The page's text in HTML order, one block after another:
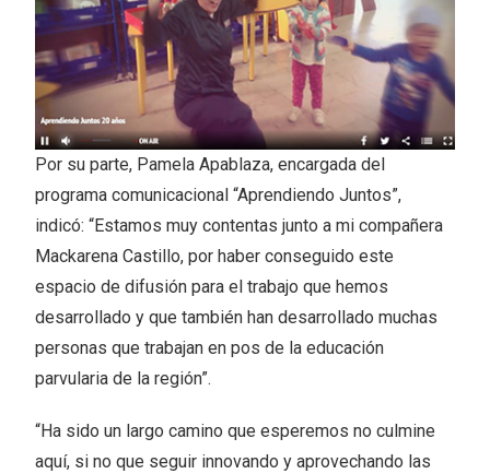
Por su parte, Pamela Apablaza, encargada del
programa comunicacional “Aprendiendo Juntos”,
indicó: “Estamos muy contentas junto a mi compañera
Mackarena Castillo, por haber conseguido este
espacio de difusión para el trabajo que hemos
desarrollado y que también han desarrollado muchas
personas que trabajan en pos de la educación
parvularia de la región”.
“Ha sido un largo camino que esperemos no culmine
aquí, si no que seguir innovando y aprovechando las